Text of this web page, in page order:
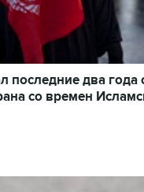
последние два
со времен